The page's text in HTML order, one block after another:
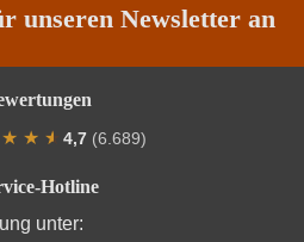
unseren Newsletter an
Hotline
unter:
★ ★ ★
★ 4,7 (6.689)